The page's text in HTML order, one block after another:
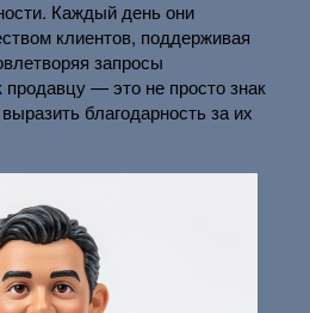
Каждый день они
клиентов, поддерживая
запросы
продавцу — это не просто знак
благодарность за их